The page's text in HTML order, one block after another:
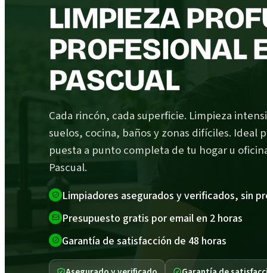
LIMPIEZA
PROFESIONAL
PASCUAL
Cada rincón, cada superficie. Limpieza
suelos, cocina, baños y zonas difíciles. Ideal
puesta a punto completa de tu hogar u
Pascual.
Limpiadores asegurados y verificados, sin
Presupuesto gratis por email en 2 horas
Garantía de satisfacción de 48 horas